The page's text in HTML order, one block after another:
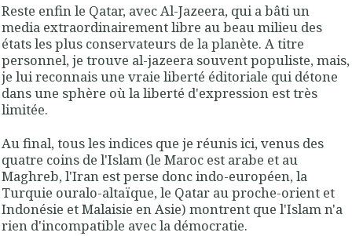
Reste enfin le Qatar, avec Al-Jazeera, qui a bâti un
media extraordinairement libre au beau milieu des
états les plus conservateurs de la planète. A titre
personnel, je trouve al-jazeera souvent populiste, mais,
je lui reconnais une vraie liberté éditoriale qui détone
dans une sphère où la liberté d'expression est très
limitée.
Au final, tous les indices que je réunis ici, venus des
quatre coins de l'Islam (le Maroc est arabe et au
Maghreb, l'Iran est perse donc indo-européen, la
Turquie ouralo-altaïque, le Qatar au proche-orient et
Indonésie et Malaisie en Asie) montrent que l'Islam n'a
rien d'incompatible avec la démocratie.